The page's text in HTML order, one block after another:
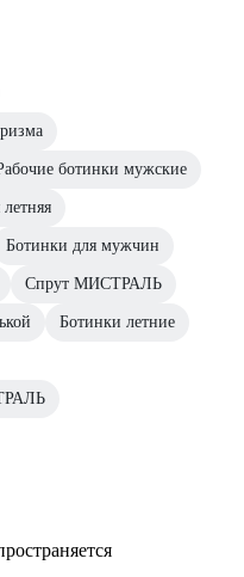
ботинки мужские
летняя
Ботинки для мужчин
Спрут МИСТРАЛЬ
Ботинки летние